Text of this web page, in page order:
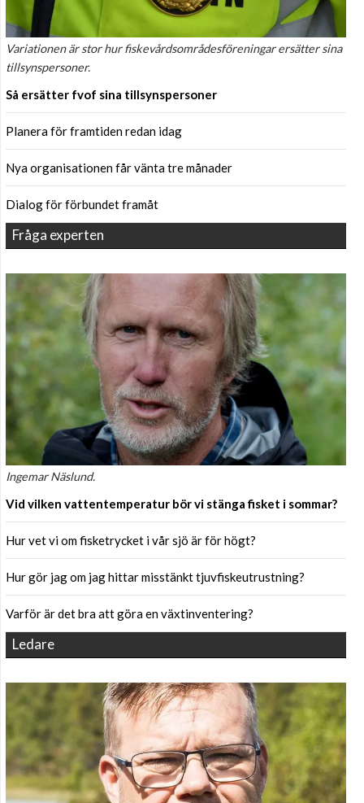
Variationen är stor hur fiskevårdsområdesföreningar ersätter sina
tillsynspersoner.
Så ersätter fvof sina tillsynspersoner
Planera för framtiden redan idag
Nya organisationen får vänta tre månader
Dialog för förbundet framåt
Fråga experten
Ingemar Näslund.
Vid vilken vattentemperatur bör vi stänga fisket i sommar?
Hur vet vi om fisketrycket i vår sjö är för högt?
Hur gör jag om jag hittar misstänkt tjuvfiskeutrustning?
Varför är det bra att göra en växtinventering?
Ledare